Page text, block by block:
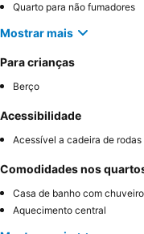
Quarto para não fumadores
Mostrar mais
Para crianças
Berço
Acessibilidade
Acessível a cadeira de rodas
Comodidades nos
Casa de banho com chuveiro
Aquecimento central